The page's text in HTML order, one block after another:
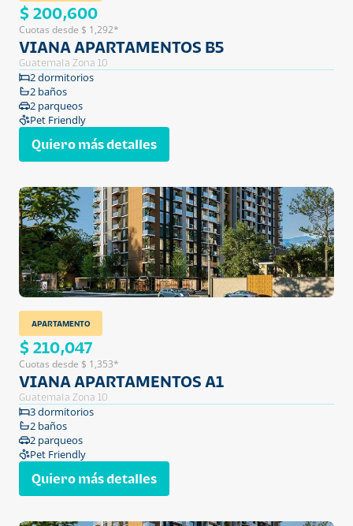
$ 200,600
Cuotas desde $ 1,292*
VIANA APARTAMENTOS B5
Guatemala Zona 10
2 dormitorios
2 baños
2 parqueos
Pet Friendly
Quiero más detalles
APARTAMENTO
$ 210,047
Cuotas desde $ 1,353*
VIANA APARTAMENTOS A1
Guatemala Zona 10
3 dormitorios
2 baños
2 parqueos
Pet Friendly
Quiero más detalles